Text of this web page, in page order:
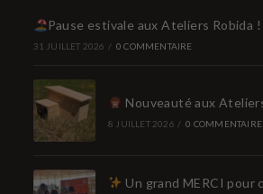
Pause estivale aux Ateliers Robida !
31 JUILLET 2026 / 0 COMMENTAIRE
Nouveauté aux
8 JUILLET 2026 / 0 COMMENTAIRE
Un grand MERCI pour